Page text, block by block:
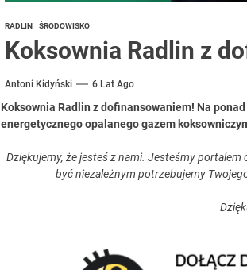
RADLIN ŚRODOWISKO
Koksownia Radlin z
Antoni Kidyński 6 Lat Ago
Koksownia Radlin z dofinansowaniem! Na
energetycznego opalanego gazem
Dziękujemy, że jesteś z nami. Jesteśmy
być niezależnym potrzebujemy